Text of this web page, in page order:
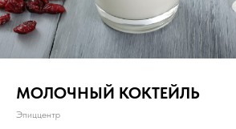
МОЛОЧНЫЙ КОКТЕЙЛЬ
Эпиццентр